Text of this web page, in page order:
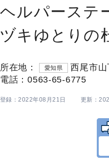
ヘルパーステ
ヅキゆとりの
所在地： 愛知県
西尾市
電話：0563-65-6775
登録：2022年08月21日 更新：